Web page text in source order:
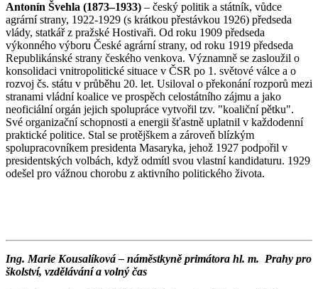
Antonín Švehla (1873–1933) – český politik a státník, vůdce
agrární strany, 1922-1929 (s krátkou přestávkou 1926) předseda
vlády, statkář z pražské Hostivaři. Od roku 1909 předseda
výkonného výboru České agrární strany, od roku 1919 předseda
Republikánské strany českého venkova. Významně se zasloužil o
konsolidaci vnitropolitické situace v ČSR po 1. světové válce a o
rozvoj čs. státu v průběhu 20. let. Usiloval o překonání rozporů mezi
stranami vládní koalice ve prospěch celostátního zájmu a jako
neoficiální orgán jejich spolupráce vytvořil tzv. "koaliční pětku".
Své organizační schopnosti a energii šťastně uplatnil v každodenní
praktické politice. Stal se protějškem a zároveň blízkým
spolupracovníkem presidenta Masaryka, jehož 1927 podpořil v
presidentských volbách, když odmítl svou vlastní kandidaturu. 1929
odešel pro vážnou chorobu z aktivního politického života.
Ing. Marie Kousalíková – náměstkyně primátora hl. m. Prahy pro
školství, vzdělávání a volný čas